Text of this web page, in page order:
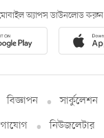
অ্যাপস ডাউনলোড করুন
বিজ্ঞাপন সার্কুলেশন
নিউজলেটার